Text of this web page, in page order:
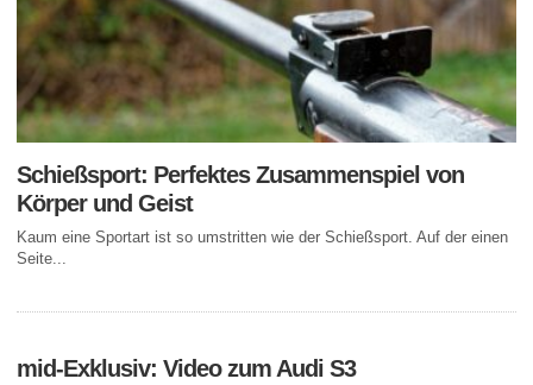
Schießsport: Perfektes Zusammenspiel von
Körper und Geist
Kaum eine Sportart ist so umstritten wie der Schießsport. Auf der einen
Seite...
mid-Exklusiv: Video zum Audi S3